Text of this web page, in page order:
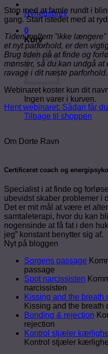
Nyhedsbrev
0
Kurv
Ingen varer i kurven.
Tilbage til shoppen
Stop med at famle rundt i
gang. Start istedet med at
Tiden mellem ”ikke
et nyt parforhold, er den
Brug tiden på at finde og
mønster, så du kan undgå
ravage i dit næste parforhold.
Webinaret koster kun dit
Hent webinaret: Sådan får
Om Dorte Ravn
Certificeret coach og
Specialist i at finde og
ubevidst skaber problemer i
Det er mit mål at være et
samtaleterapi, hvor du kan
nogensinde at få fat i den
jeg” konstant benytter sig af.
Nyt på bloggen
Sorgens passage
passage
Spot narcissisten
narcissisten
Kissing and the breath
Kissing and the breath
Bonding & rejection
rejection
Kontrol stjæler
Kontrol stjæler